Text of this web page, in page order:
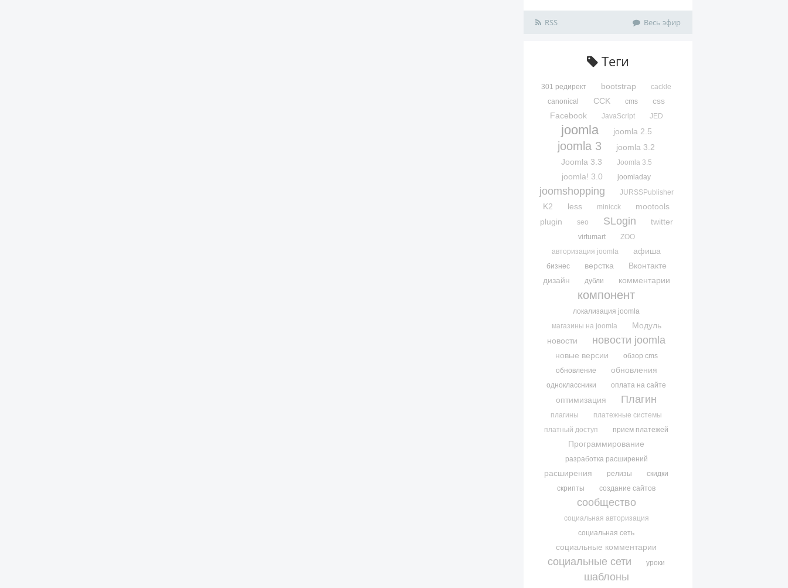
RSS Весь эфир
Теги
301 редирект bootstrap
cackle
canonical
CCK cms
css
Facebook
JavaScript JED
joomla joomla 2.5
joomla 3
joomla 3.2
Joomla 3.3
Joomla 3.5
joomla! 3.0 joomladay
joomshopping JURSSPublisher
K2 less minicck
mootools
plugin
seo SLogin twitter
virtumart
ZOO
авторизация joomla
афиша
бизнес верстка
Вконтакте
дизайн
дубли комментарии
компонент
локализация joomla
магазины на joomla
Модуль
новости
новости joomla
новые версии
обзор cms
обновление
обновления
одноклассники оплата на сайте
оптимизация Плагин
плагины
платежные системы
платный доступ
прием платежей
Программирование
разработка расширений
расширения релизы
скидки
скрипты
создание сайтов
сообщество
социальная авторизация
социальная сеть
социальные комментарии
социальные сети уроки
шаблоны